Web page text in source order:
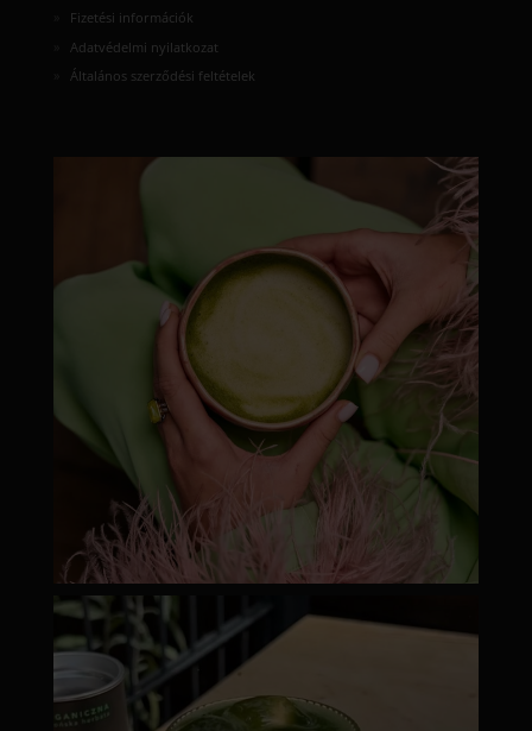
Fizetési információk
Adatvédelmi nyilatkozat
Általános szerződési feltételek
moyamatcha.hu
moyamatcha.hu
Júl 18